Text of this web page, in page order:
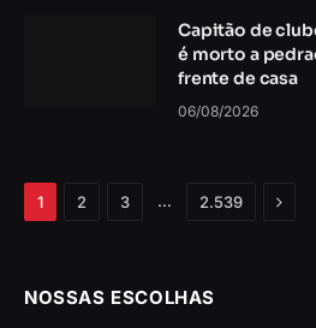
Capitão de
é morto a
frente de casa
06/08/2026
1 2 3 … 2.539
NOSSAS ESCOLHAS